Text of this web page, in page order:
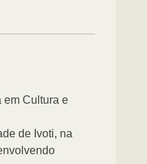
de Ivoti, na